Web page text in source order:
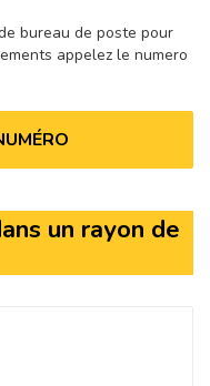
bureau de poste pour
appelez le numero
un rayon de